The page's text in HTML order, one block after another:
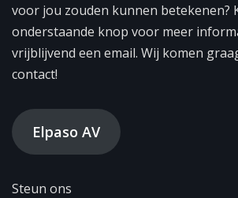
voor jou zouden kunnen betekenen?
onderstaande knop voor meer
vrijblijvend een email. Wij komen
contact!
Elpaso AV
Steun ons